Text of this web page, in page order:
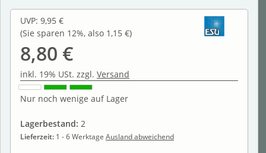
UVP: 9,95 €
(Sie sparen 12%, also 1,15 €)
8,80 €
inkl. 19% USt. zzgl. Versand
Nur noch wenige auf Lager
Lagerbestand: 2
Lieferzeit: 1 - 6 Werktage Ausland abweichend